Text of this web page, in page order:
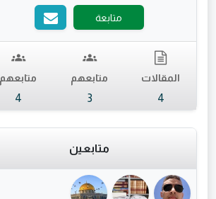
متابعة
المقالات
4
متابعهم
3
متابعهم
4
متابعين